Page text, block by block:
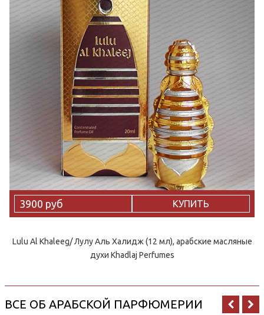
3900 руб КУПИТЬ
Lulu Al Khaleeg/ Лулу Аль Халидж (12 мл), арабские масляные
духи Khadlaj Perfumes
ВСЕ ОБ АРАБСКОЙ ПАРФЮМЕРИИ